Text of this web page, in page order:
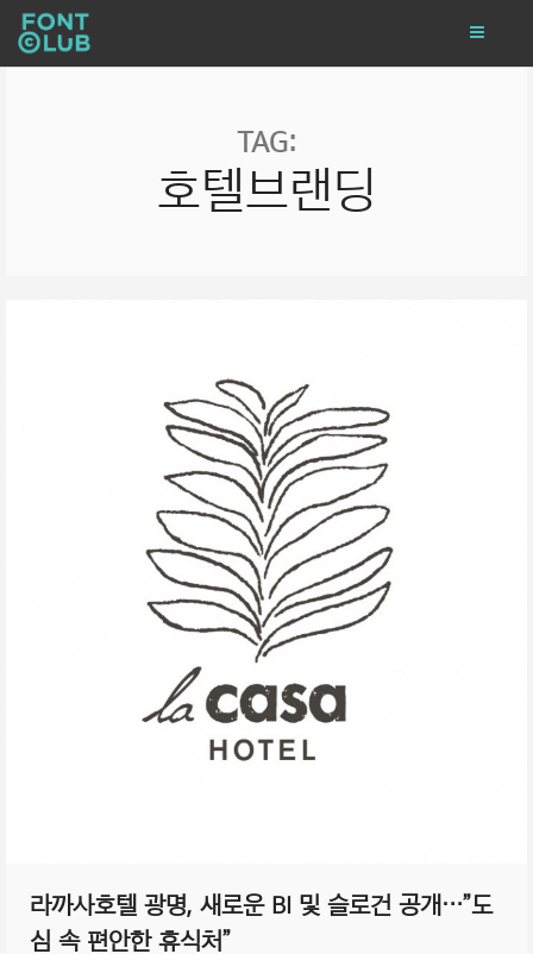
TAG:
호텔브랜딩
라까사호텔 광명, 새로운 BI 및 슬로건 공개…”도
심 속 편안한 휴식처”